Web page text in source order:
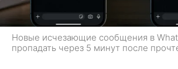
Новые исчезающие сообщения в
пропадать через 5 минут после